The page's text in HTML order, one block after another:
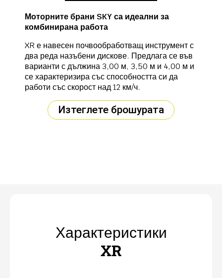
Моторните брани SKY са идеални за
комбинирана работа
XR е навесен почвообработващ инструмент с
два реда назъбени дискове. Предлага се във
варианти с дължина 3,00 м, 3,50 м и 4,00 м и
се характеризира със способността си да
работи със скорост над 12 км/ч.
Изтеглете брошурата
Характеристики
XR